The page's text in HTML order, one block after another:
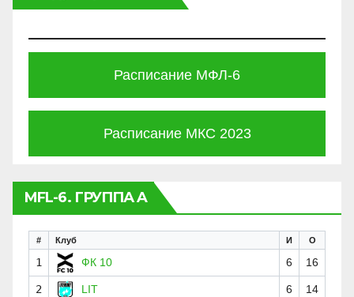
Расписание МФЛ-6
Расписание МКС 2023
MFL-6. ГРУППА A
# Клуб И О
1 ФК 10 6 16
2 LIT 6 14